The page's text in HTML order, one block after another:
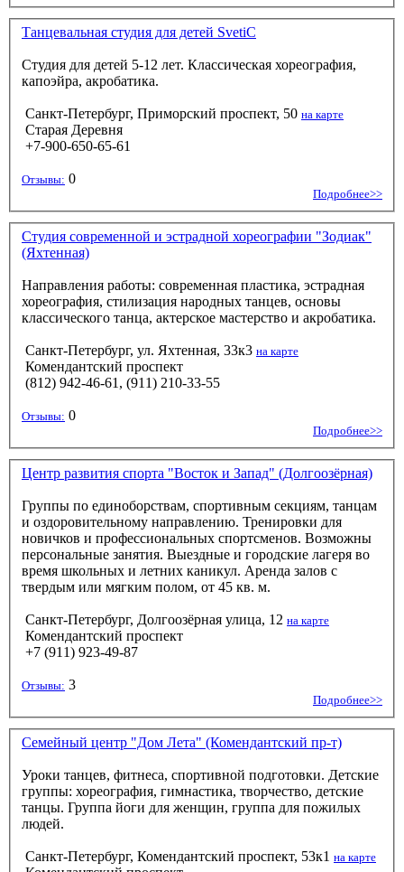
Танцевальная студия для детей SvetiC
Студия для детей 5-12 лет. Классическая хореография,
капоэйра, акробатика.
Санкт-Петербург, Приморский проспект, 50 на карте
Старая Деревня
+7-900-650-65-61
Отзывы: 0
Подробнее>>
Студия современной и эстрадной хореографии "Зодиак"
(Яхтенная)
Направления работы: современная пластика, эстрадная
хореография, стилизация народных танцев, основы
классического танца, актерское мастерство и акробатика.
Санкт-Петербург, ул. Яхтенная, 33к3 на карте
Комендантский проспект
(812) 942-46-61, (911) 210-33-55
Отзывы: 0
Подробнее>>
Центр развития спорта "Восток и Запад" (Долгоозёрная)
Группы по единоборствам, спортивным секциям, танцам
и оздоровительному направлению. Тренировки для
новичков и профессиональных спортсменов. Возможны
персональные занятия. Выездные и городские лагеря во
время школьных и летних каникул. Аренда залов с
твердым или мягким полом, от 45 кв. м.
Санкт-Петербург, Долгоозёрная улица, 12 на карте
Комендантский проспект
+7 (911) 923-49-87
Отзывы: 3
Подробнее>>
Семейный центр "Дом Лета" (Комендантский пр-т)
Уроки танцев, фитнеса, спортивной подготовки. Детские
группы: хореография, гимнастика, творчество, детские
танцы. Группа йоги для женщин, группа для пожилых
людей.
Санкт-Петербург, Комендантский проспект, 53к1 на карте